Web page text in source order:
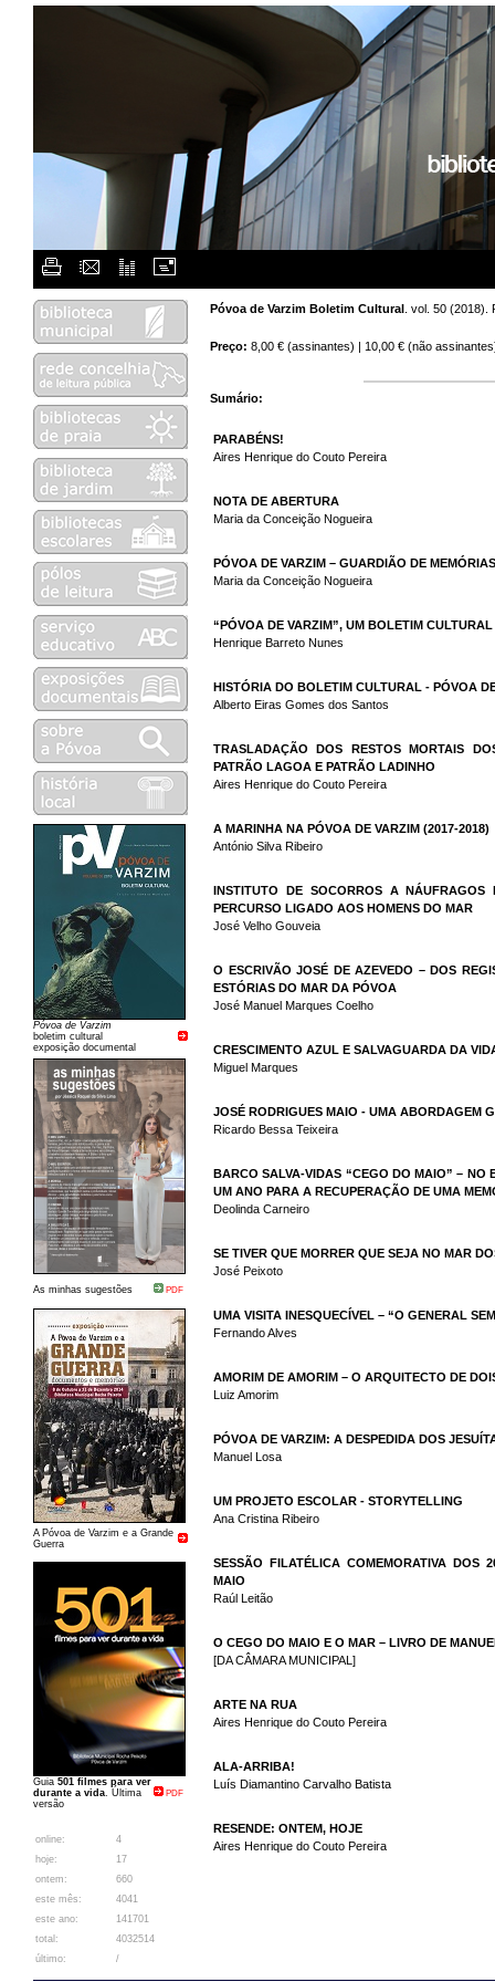
Póvoa de Varzim
boletim cultural
exposição documental
As minhas sugestões PDF
A Póvoa de Varzim e a Grande
Guerra
Guia 501 filmes para ver
durante a vida. Última
versão
PDF
online:
4
hoje:
17
ontem:
660
este mês:
4041
este ano:
141701
total:
4032514
último:
/
Póvoa de Varzim Boletim Cultural . vol. 50
Preço: 8,00 € (assinantes) | 10,00 € (não
Sumário:
PARABÉNS!
Aires Henrique do Couto Pereira
NOTA DE ABERTURA
Maria da Conceição Nogueira
PÓVOA DE VARZIM – GUARDIÃO DE MEMÓRIAS
Maria da Conceição Nogueira
“PÓVOA DE VARZIM”, UM BOLETIM
Henrique Barreto Nunes
HISTÓRIA DO BOLETIM CULTURAL - PÓVOA
Alberto Eiras Gomes dos Santos
TRASLADAÇÃO DOS RESTOS MORTAIS
PATRÃO LAGOA E PATRÃO LADINHO
Aires Henrique do Couto Pereira
A MARINHA NA PÓVOA DE VARZIM (2017-2018)
António Silva Ribeiro
INSTITUTO DE SOCORROS A
PERCURSO LIGADO AOS HOMENS DO MAR
José Velho Gouveia
O ESCRIVÃO JOSÉ DE AZEVEDO – DOS
ESTÓRIAS DO MAR DA PÓVOA
José Manuel Marques Coelho
CRESCIMENTO AZUL E SALVAGUARDA DA
Miguel Marques
JOSÉ RODRIGUES MAIO - UMA ABORDAGEM
Ricardo Bessa Teixeira
BARCO SALVA-VIDAS “CEGO DO MAIO” – NO
UM ANO PARA A RECUPERAÇÃO DE UMA
Deolinda Carneiro
SE TIVER QUE MORRER QUE SEJA NO MAR
José Peixoto
UMA VISITA INESQUECÍVEL – “O GENERAL
Fernando Alves
AMORIM DE AMORIM – O ARQUITECTO DE
Luiz Amorim
PÓVOA DE VARZIM: A DESPEDIDA DOS
Manuel Losa
UM PROJETO ESCOLAR - STORYTELLING
Ana Cristina Ribeiro
SESSÃO FILATÉLICA COMEMORATIVA DOS
MAIO
Raúl Leitão
O CEGO DO MAIO E O MAR – LIVRO DE
[DA CÂMARA MUNICIPAL]
ARTE NA RUA
Aires Henrique do Couto Pereira
ALA-ARRIBA!
Luís Diamantino Carvalho Batista
RESENDE: ONTEM, HOJE
Aires Henrique do Couto Pereira